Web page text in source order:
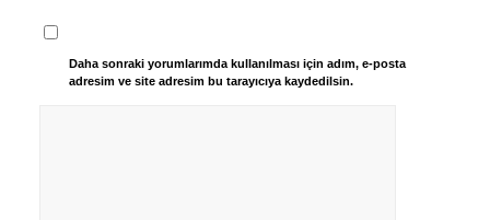
Daha sonraki yorumlarımda kullanılması için adım, e-posta
adresim ve site adresim bu tarayıcıya kaydedilsin.